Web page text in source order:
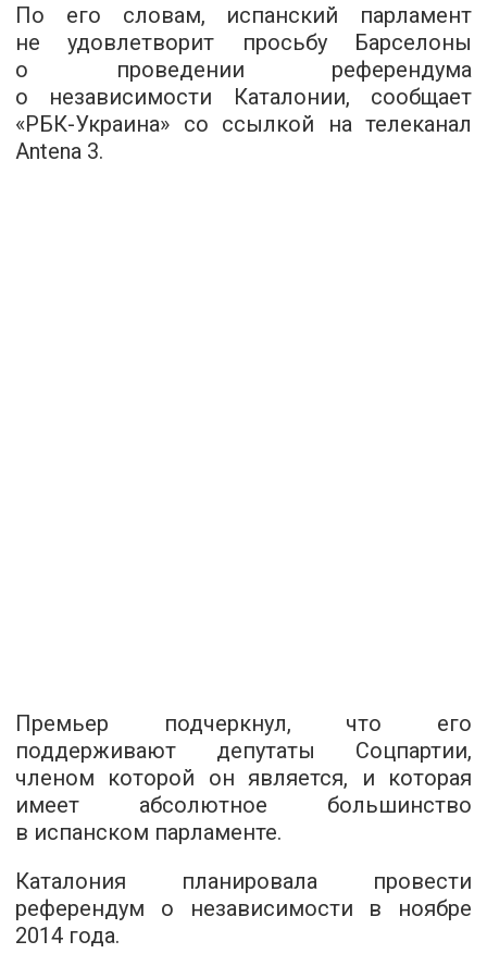
По его словам, испанский парламент
не удовлетворит просьбу Барселоны
о проведении референдума
о независимости Каталонии, сообщает
«РБК-Украина» со ссылкой на телеканал
Antena 3.
Премьер подчеркнул, что его
поддерживают депутаты Соцпартии,
членом которой он является, и которая
имеет абсолютное большинство
в испанском парламенте.
Каталония планировала провести
референдум о независимости в ноябре
2014 года.